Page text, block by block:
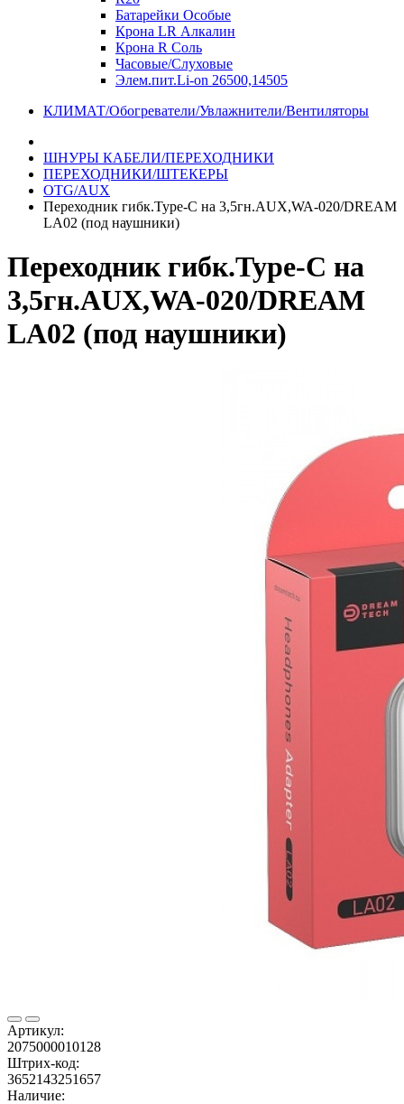
Батарейки Особые
Крона LR Алкалин
Крона R Соль
Часовые/Слуховые
Элем.пит.Li-on 26500,14505
КЛИМАТ/Обогреватели/Увлажнители/Вентиляторы
ШНУРЫ КАБЕЛИ/ПЕРЕХОДНИКИ
ПЕРЕХОДНИКИ/ШТЕКЕРЫ
OTG/AUX
Переходник гибк.Type-C на 3,5гн.AUX,WA-020/DREAM
LA02 (под наушники)
Переходник гибк.Type-C на
3,5гн.AUX,WA-020/DREAM
LA02 (под наушники)
Артикул:
2075000010128
Штрих-код:
3652143251657
Наличие: